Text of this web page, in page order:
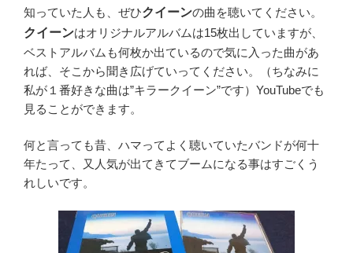
知っていた人も、ぜひクイーンの曲を聴いてください。
クイーンはオリジナルアルバムは15枚出していますが、
ベストアルバムも何枚か出ているので気に入った曲があ
れば、そこから聞き広げていってください。（ちなみに
私が１番好きな曲は”キラークイーン”です）YouTubeでも
見ることができます。
何と言っても昔、ハマってよく聴いていたバンドが何十
年たって、又人気が出てきてブームになる事はすごくう
れしいです。